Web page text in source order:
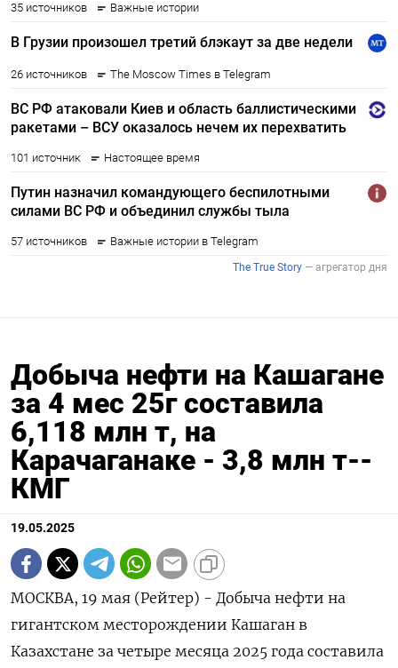
Добыча нефти на Кашагане
за 4 мес 25г составила
6,118 млн т, на
Карачаганаке - 3,8 млн т--
КМГ
19.05.2025
МОСКВА, 19 мая (Рейтер) - Добыча нефти на
гигантском месторождении Кашаган в
Казахстане за четыре месяца 2025 года составила